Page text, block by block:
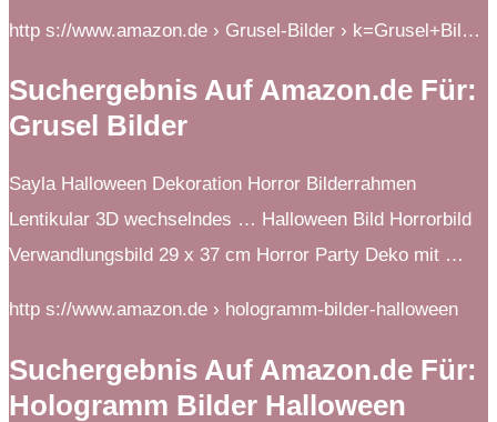
http s://www.amazon.de › Grusel-Bilder › k=Grusel+Bil…
Suchergebnis Auf Amazon.de Für:
Grusel Bilder
Sayla Halloween Dekoration Horror Bilderrahmen
Lentikular 3D wechselndes … Halloween Bild Horrorbild
Verwandlungsbild 29 x 37 cm Horror Party Deko mit …
http s://www.amazon.de › hologramm-bilder-halloween
Suchergebnis Auf Amazon.de Für:
Hologramm Bilder Halloween